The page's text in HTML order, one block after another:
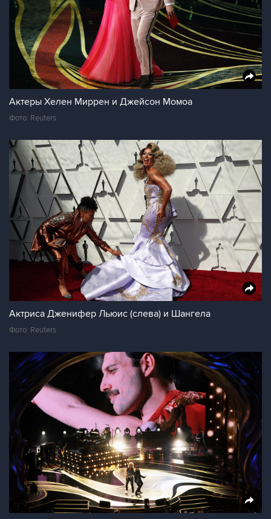
Актеры Хелен Миррен и Джейсон Момоа
Фото: Reuters
Актриса Дженифер Льюис (слева) и Шангела
Фото: Reuters